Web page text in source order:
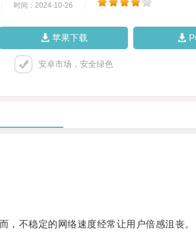
时间：2024-10-26
苹果下载
安卓市场，安全绿色
不稳定的网络速度经常让用户倍感沮丧。